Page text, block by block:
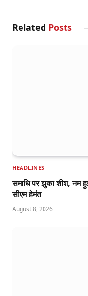
Related Posts
HEADLINES
समाधि पर झुका शीश, नम
सीएम हेमंत
August 8, 2026